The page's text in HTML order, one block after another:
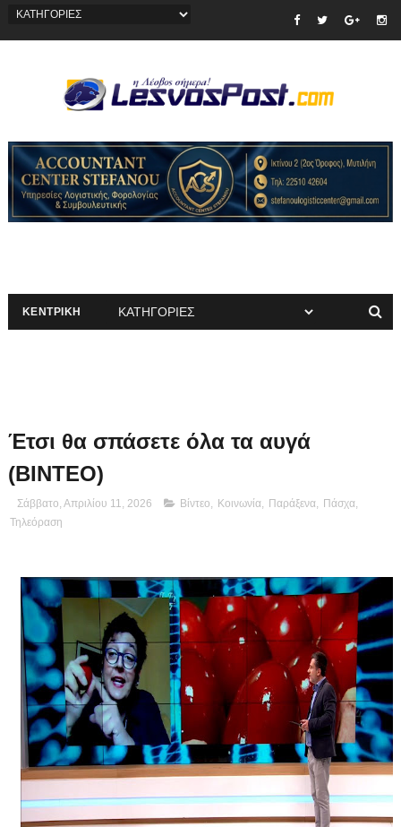
ΚΕΝΤΡΙΚΗ
Έτσι θα σπάσετε όλα τα αυγά
(ΒΙΝΤΕΟ)
Σάββατο, Απριλίου 11, 2026 Βίντεο Κοινωνία, Παράξενα, Πάσχα,
Τηλεόραση